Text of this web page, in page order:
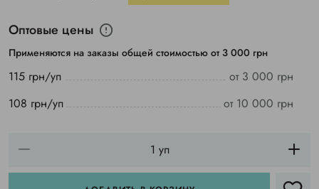
Оптовые цены
Применяются на заказы общей стоимостью от 3 000 грн
115 грн/уп
от 3 000 грн
108 грн/уп
от 10 000 грн